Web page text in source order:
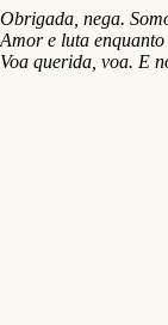
Obrigada, nega.
Amor e luta
Voa querida, voa. E